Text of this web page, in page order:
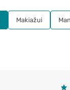
Makiažui